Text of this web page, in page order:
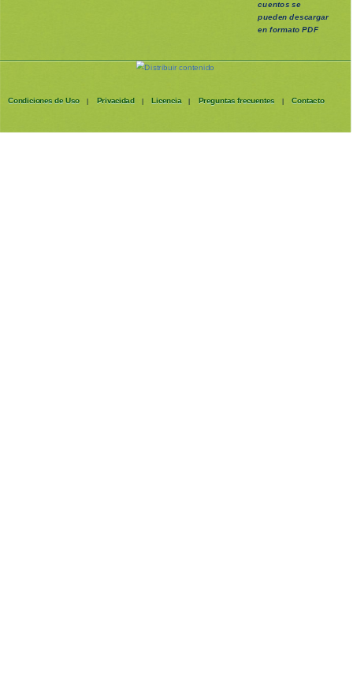
cuentos se
puedendescargar
en formato PDF
Condiciones de Uso | Privacidad | Licencia | Preguntas frecuentes | Contacto